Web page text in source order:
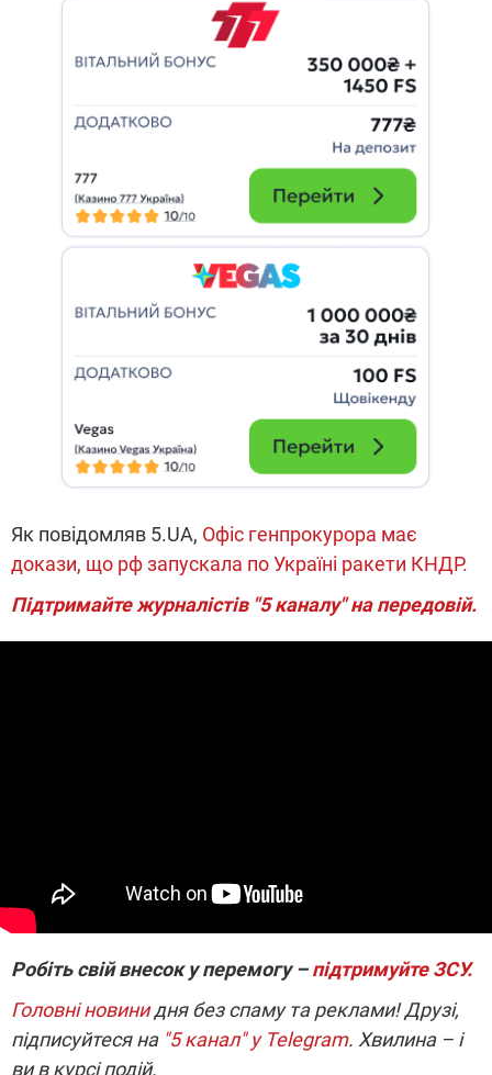
Як повідомляв 5.UA, Офіс генпрокурора має
докази, що рф запускала по Україні ракети КНДР.
Підтримайте журналістів "5 каналу" на передовій.
Робіть свій внесок у перемогу –підтримуйте ЗСУ.
Головні новинидня без спаму та реклами! Друзі,
підписуйтеся на "5 канал" у Telegram. Хвилина – і
ви в курсі подій.